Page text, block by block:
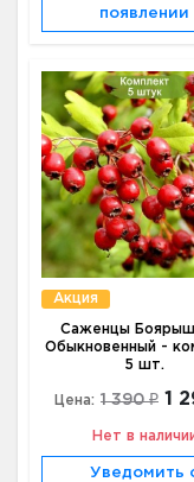
появлении
Акция
Саженцы
Обыкновенный -
5 шт.
Цена: 1 390 ₽ 1
Нет в
Уведомить